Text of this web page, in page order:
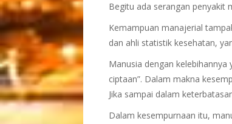
Begitu ada serangan penyakit
Kemampuan manajerial
dan ahli statistik kesehatan,
Manusia dengan kelebihannya
ciptaan”. Dalam makna
Jika sampai dalam
Dalam kesempurnaan itu,